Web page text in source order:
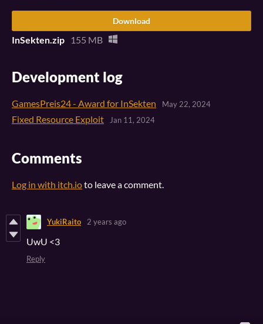
Download
InSekten.zip 155 MB
Development log
GamesPreis24 - Award for InSekten May 22, 2024
Fixed Resource Exploit Jan 11, 2024
Comments
Log in with itch.ioto leave a comment.
YukiRaito 2 years ago
UwU <3
Reply